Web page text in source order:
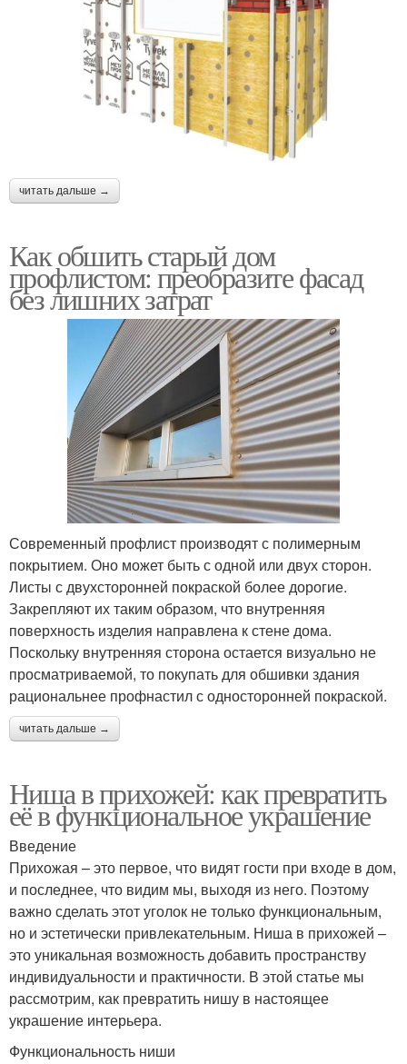
читать дальше →
Как обшить старый дом
профлистом: преобразите фасад
без лишних затрат
Современный профлист производят с полимерным
покрытием. Оно может быть с одной или двух сторон.
Листы с двухсторонней покраской более дорогие.
Закрепляют их таким образом, что внутренняя
поверхность изделия направлена к стене дома.
Поскольку внутренняя сторона остается визуально не
просматриваемой, то покупать для обшивки здания
рациональнее профнастил с односторонней покраской.
читать дальше →
Ниша в прихожей: как превратить
её в функциональное украшение
Введение
Прихожая – это первое, что видят гости при входе в дом,
и последнее, что видим мы, выходя из него. Поэтому
важно сделать этот уголок не только функциональным,
но и эстетически привлекательным. Ниша в прихожей –
это уникальная возможность добавить пространству
индивидуальности и практичности. В этой статье мы
рассмотрим, как превратить нишу в настоящее
украшение интерьера.
Функциональность ниши